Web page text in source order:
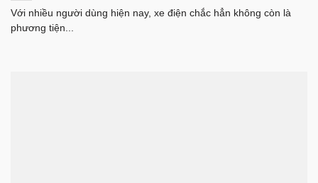
Với nhiều người dùng hiện nay, xe điện chắc hẳn không còn là
phương tiện...